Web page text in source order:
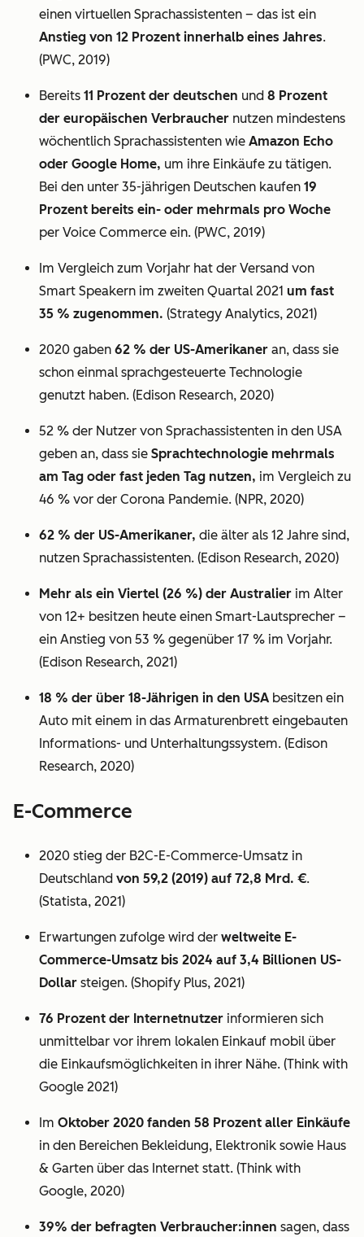
einen virtuellen Sprachassistenten – das ist ein
Anstieg von 12 Prozent innerhalb eines Jahres.
(PWC, 2019)
Bereits 11 Prozent der deutschen und 8 Prozent
der europäischen Verbraucher nutzen mindestens
wöchentlich Sprachassistenten wie Amazon Echo
oder Google Home, um ihre Einkäufe zu tätigen.
Bei den unter 35-jährigen Deutschen kaufen 19
Prozent bereits ein- oder mehrmals pro Woche
per Voice Commerce ein. (PWC, 2019)
Im Vergleich zum Vorjahr hat der Versand von
Smart Speakern im zweiten Quartal 2021 um fast
35 % zugenommen. (Strategy Analytics, 2021)
2020 gaben 62 % der US-Amerikaner an, dass sie
schon einmal sprachgesteuerte Technologie
genutzt haben. (Edison Research, 2020)
52 % der Nutzer von Sprachassistenten in den USA
geben an, dass sie Sprachtechnologie mehrmals
am Tag oder fast jeden Tag nutzen, im Vergleich zu
46 % vor der Corona Pandemie. (NPR, 2020)
62 % der US-Amerikaner, die älter als 12 Jahre sind,
nutzen Sprachassistenten. (Edison Research, 2020)
Mehr als ein Viertel (26 %) der Australier im Alter
von 12+ besitzen heute einen Smart-Lautsprecher –
ein Anstieg von 53 % gegenüber 17 % im Vorjahr.
(Edison Research, 2021)
18 % der über 18-Jährigen in den USA besitzen ein
Auto mit einem in das Armaturenbrett eingebauten
Informations- und Unterhaltungssystem. (Edison
Research, 2020)
E-Commerce
2020 stieg der B2C-E-Commerce-Umsatz in
Deutschland von 59,2 (2019) auf 72,8 Mrd. €.
(Statista, 2021)
Erwartungen zufolge wird der weltweite E-
Commerce-Umsatz bis 2024 auf 3,4 Billionen US-
Dollar steigen. (Shopify Plus, 2021)
76 Prozent der Internetnutzer informieren sich
unmittelbar vor ihrem lokalen Einkauf mobil über
die Einkaufsmöglichkeiten in ihrer Nähe. (Think with
Google 2021)
Im Oktober 2020 fanden 58 Prozent aller Einkäufe
in den Bereichen Bekleidung, Elektronik sowie Haus
& Garten über das Internet statt. (Think with
Google, 2020)
39% der befragten Verbraucher:innen sagen, dass